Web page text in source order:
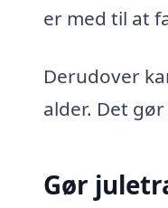
er med til at
Derudover
alder. Det
Gør